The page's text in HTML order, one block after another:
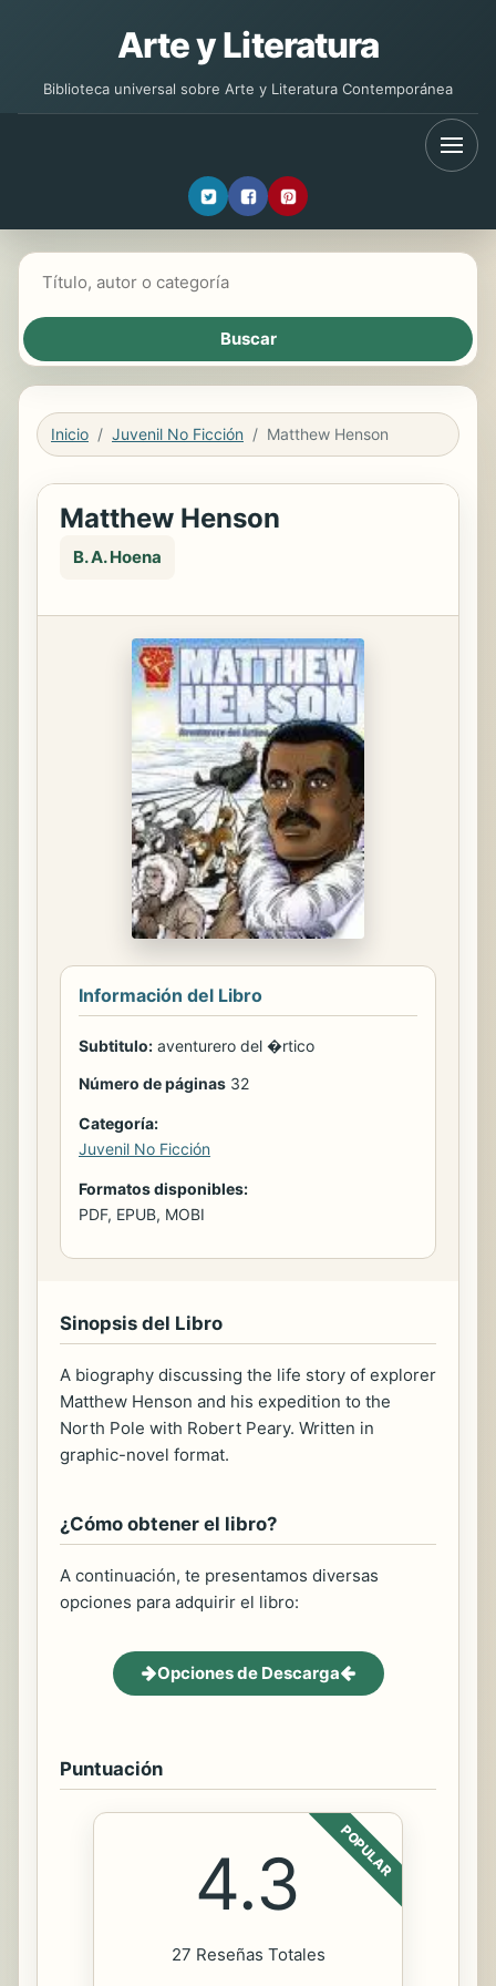
Arte y Literatura
Biblioteca universal sobre Arte y Literatura Contemporánea
Inicio Juvenil No Ficción Matthew Henson
Matthew Henson
B. A. Hoena
Información del Libro
Subtitulo: aventurero del �rtico
Número de páginas 32
Categoría:
Juvenil No Ficción
Formatos disponibles:
PDF, EPUB, MOBI
Sinopsis del Libro
A biography discussing the life story of explorer
Matthew Henson and his expedition to the
North Pole with Robert Peary. Written in
graphic-novel format.
¿Cómo obtener el libro?
A continuación, te presentamos diversas
opciones para adquirir el libro:
Opciones de Descarga
Puntuación
POPULAR
4.3
27 Reseñas Totales